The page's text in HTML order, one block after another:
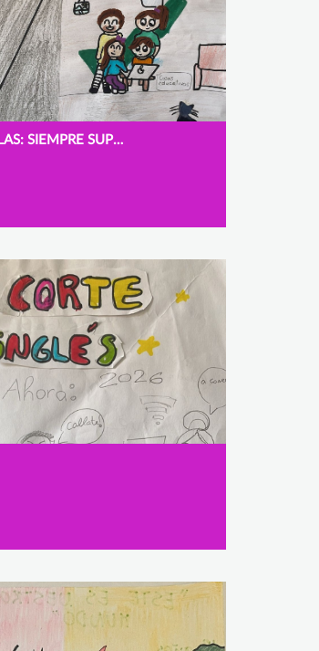
A LAS PANTALLAS: SIEMPRE SUPERVISADO, NUNCA ENGANCHADO.